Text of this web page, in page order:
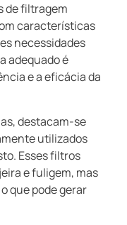
de filtragem
características
necessidades
adequado é
e a eficácia da
destacam-se
utilizados
Esses filtros
e fuligem, mas
que pode gerar